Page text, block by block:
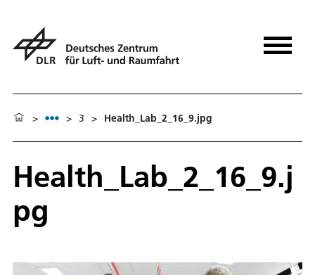
> > 3 > Health_Lab_2_16_9.jpg
Health_Lab_2_16_9.j
pg